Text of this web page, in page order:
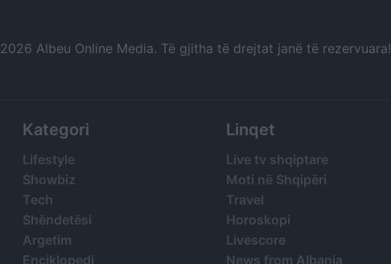
2026 Albeu Online Media. Të gjitha të drejtat janë të rezervuara!
Kategori
Lifestyle
Showbiz
Tech
Shëndetësi
Argetim
Enciklopedi
Linqet
Live tv shqiptare
Moti në Shqipëri
Travel
Horoskopi
Livescore
News from Albania